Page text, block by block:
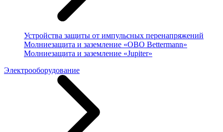
Устройства защиты от импульсных перенапряжений
Молниезащита и заземление «OBO Bettermann»
Молниезащита и заземление «Jupiter»
Электрооборудование